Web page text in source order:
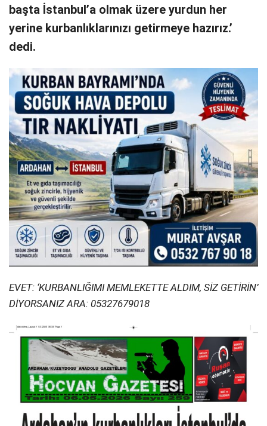
başta İstanbul’a olmak üzere yurdun her
yerine kurbanlıklarınızı getirmeye hazırız.’
dedi.
EVET: ‘KURBANLIĞIMI MEMLEKETTE ALDIM, SİZ GETİRİN’
DİYORSANIZ ARA: 05327679018